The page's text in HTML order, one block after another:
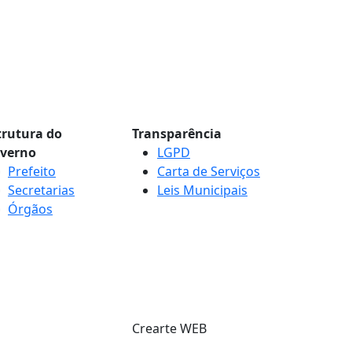
do
Prefeito
Secretarias
Órgãos
Transparência
LGPD
Carta de Serviços
Leis Municipais
Crearte WEB